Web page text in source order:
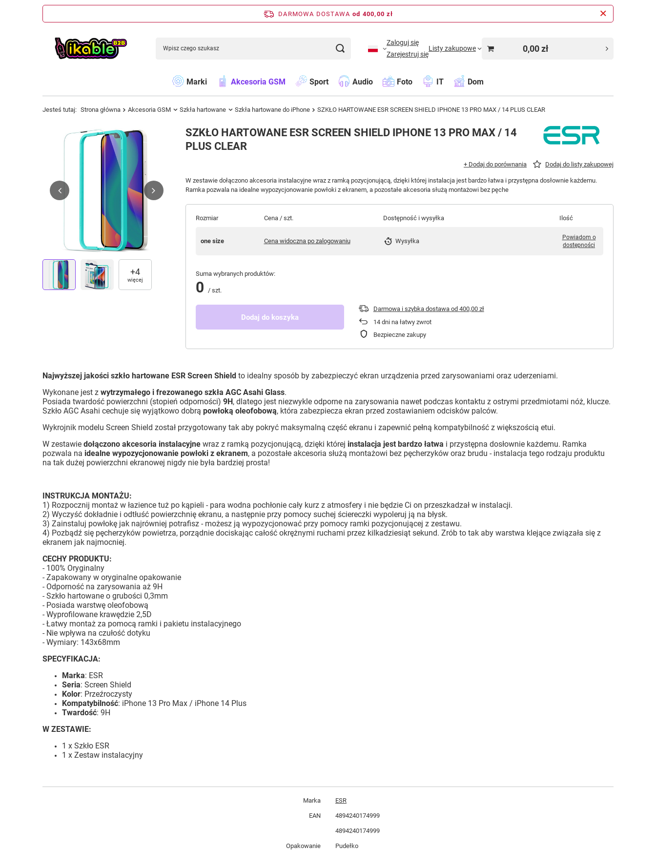
DARMOWA DOSTAWA od 400,00 zł
Zaloguj się
Zarejestruj się
Listy zakupowe 0,00 zł
Marki Akcesoria GSM Sport Audio Foto IT Dom
Jesteś tutaj: Strona główna Akcesoria GSM Szkła hartowane Szkła hartowane do iPhone SZKŁO HARTOWANE ESR SCREEN SHIELD IPHONE 13 PRO MAX / 14 PLUS CLEAR
+4
więcej
SZKŁO HARTOWANE ESR SCREEN SHIELD IPHONE 13 PRO MAX / 14
PLUS CLEAR
+ Dodaj do porównania Dodaj do listy zakupowej
W zestawie dołączono akcesoria instalacyjne wraz z ramką pozycjonującą, dzięki której instalacja jest bardzo łatwa i przystępna dosłownie każdemu.
Ramka pozwala na idealne wypozycjonowanie powłoki z ekranem, a pozostałe akcesoria służą montażowi bez pęche
Rozmiar Cena / szt. Dostępność i wysyłka Ilość
one size Cena widoczna po zalogowaniu Wysyłka
Powiadom o
dostępności
Suma wybranych produktów:
0 / szt.
Dodaj do koszyka
Darmowa i szybka dostawaod 400,00 zł
14dni na łatwy zwrot
Bezpieczne zakupy
Najwyższej jakości szkło hartowane ESR Screen Shield to idealny sposób by zabezpieczyć ekran urządzenia przed zarysowaniami oraz uderzeniami.
Wykonane jest z wytrzymałego i frezowanego szkła AGC Asahi Glass.
Posiada twardość powierzchni (stopień odporności) 9H, dlatego jest niezwykle odporne na zarysowania nawet podczas kontaktu z ostrymi przedmiotami nóż, klucze.
Szkło AGC Asahi cechuje się wyjątkowo dobrą powłoką oleofobową, która zabezpiecza ekran przed zostawianiem odcisków palców.
Wykrojnik modelu Screen Shield został przygotowany tak aby pokryć maksymalną część ekranu i zapewnić pełną kompatybilność z większością etui.
W zestawie dołączono akcesoria instalacyjne wraz z ramką pozycjonującą, dzięki której instalacja jest bardzo łatwa i przystępna dosłownie każdemu. Ramka
pozwala na idealne wypozycjonowanie powłoki z ekranem, a pozostałe akcesoria służą montażowi bez pęcherzyków oraz brudu - instalacja tego rodzaju produktu
na tak dużej powierzchni ekranowej nigdy nie była bardziej prosta!
INSTRUKCJA MONTAŻU:
1) Rozpocznij montaż w łazience tuż po kąpieli - para wodna pochłonie cały kurz z atmosfery i nie będzie Ci on przeszkadzał w instalacji.
2) Wyczyść dokładnie i odtłuść powierzchnię ekranu, a następnie przy pomocy suchej ściereczki wypoleruj ją na błysk.
3) Zainstaluj powłokę jak najrówniej potrafisz - możesz ją wypozycjonować przy pomocy ramki pozycjonującej z zestawu.
4) Pozbądź się pęcherzyków powietrza, porządnie dociskając całość okrężnymi ruchami przez kilkadziesiąt sekund. Zrób to tak aby warstwa klejące związała się z
ekranem jak najmocniej.
CECHY PRODUKTU:
- 100% Oryginalny
- Zapakowany w oryginalne opakowanie
- Odporność na zarysowania aż 9H
- Szkło hartowane o grubości 0,3mm
- Posiada warstwę oleofobową
- Wyprofilowane krawędzie 2,5D
- Łatwy montaż za pomocą ramki i pakietu instalacyjnego
- Nie wpływa na czułość dotyku
- Wymiary: 143x68mm
SPECYFIKACJA:
Marka: ESR
Seria: Screen Shield
Kolor: Przeźroczysty
Kompatybilność: iPhone 13 Pro Max / iPhone 14 Plus
Twardość: 9H
W ZESTAWIE:
1 x Szkło ESR
1 x Zestaw instalacyjny
Marka ESR
EAN 4894240174999
4894240174999
Opakowanie Pudełko